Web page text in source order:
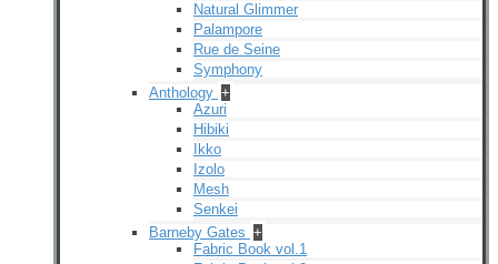
Natural Glimmer
Palampore
Rue de Seine
Symphony
Anthology +
Azuri
Hibiki
Ikko
Izolo
Mesh
Senkei
Barneby Gates +
Fabric Book vol.1